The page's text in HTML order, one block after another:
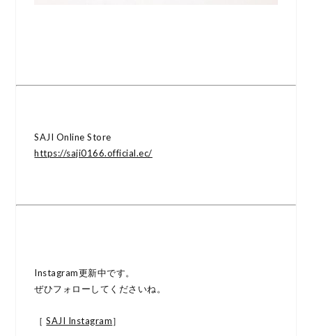
SAJI Online Store
https://saji0166.official.ec/
Instagram更新中です。
ぜひフォローしてくださいね。
［SAJI Instagram］